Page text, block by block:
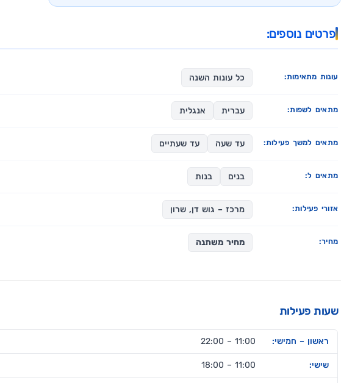
פרטים נוספים:
עונות מתאימות: כל עונות השנה
מתאים לשפות: עברית אנגלית
מתאים למשך פעילות: עד שעה עד שעתיים
מתאים ל: בנים בנות
אזורי פעילות: מרכז – גוש דן, שרון
מחיר: מחיר משתנה
שעות פעילות
ראשון – חמישי: 11:00 – 22:00
שישי: 11:00 – 18:00